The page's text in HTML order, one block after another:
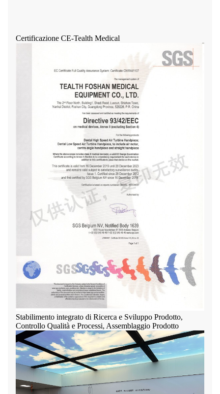
Certificazione CE-Tealth Medical
Stabilimento integrato di Ricerca e Sviluppo Prodotto,
Controllo Qualità e Processi, Assemblaggio Prodotto